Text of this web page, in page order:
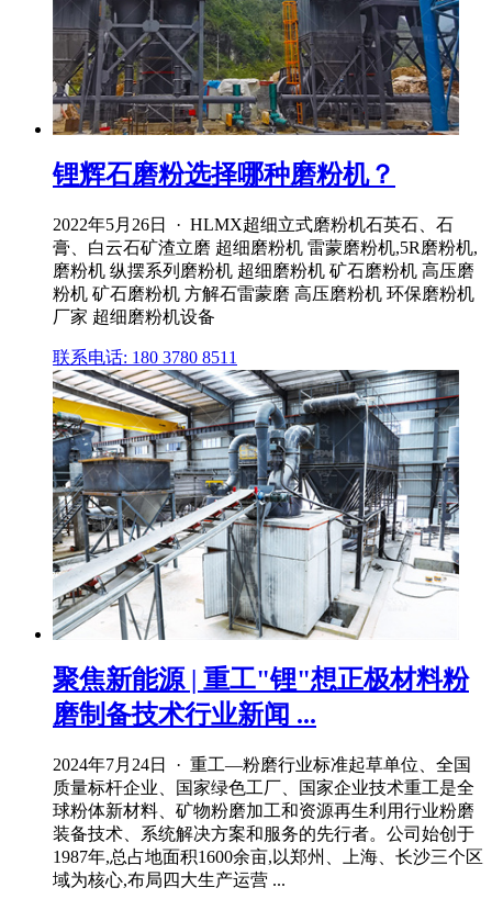
锂辉石磨粉选择哪种磨粉机？
2022年5月26日 · HLMX超细立式磨粉机石英石、石
膏、白云石矿渣立磨 超细磨粉机 雷蒙磨粉机,5R磨粉机,
磨粉机 纵摆系列磨粉机 超细磨粉机 矿石磨粉机 高压磨
粉机 矿石磨粉机 方解石雷蒙磨 高压磨粉机 环保磨粉机
厂家 超细磨粉机设备
联系电话: 180 3780 8511
聚焦新能源 | 重工"锂"想正极材料粉
磨制备技术行业新闻 ...
2024年7月24日 · 重工—粉磨行业标准起草单位、全国
质量标杆企业、国家绿色工厂、国家企业技术重工是全
球粉体新材料、矿物粉磨加工和资源再生利用行业粉磨
装备技术、系统解决方案和服务的先行者。公司始创于
1987年,总占地面积1600余亩,以郑州、上海、长沙三个区
域为核心,布局四大生产运营 ...